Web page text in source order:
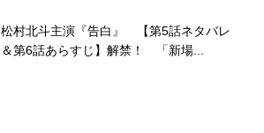
松村北斗主演『告白』 【第5話ネタバレ
＆第6話あらすじ】解禁！ 「新場...